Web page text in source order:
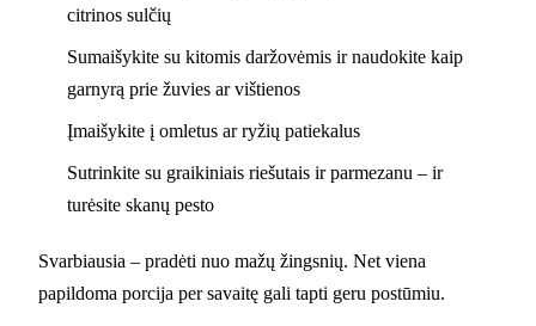
citrinos sulčių
Sumaišykite su kitomis daržovėmis ir naudokite kaip
garnyrą prie žuvies ar vištienos
Įmaišykite į omletus ar ryžių patiekalus
Sutrinkite su graikiniais riešutais ir parmezanu – ir
turėsite skanų pesto
Svarbiausia – pradėti nuo mažų žingsnių. Net viena
papildoma porcija per savaitę gali tapti geru postūmiu.